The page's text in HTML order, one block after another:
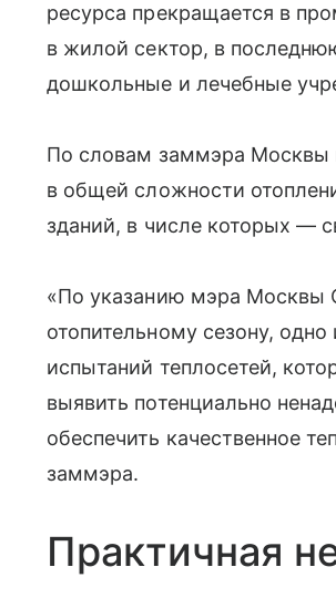
ресурса прекращается в
в жилой сектор, в
дошкольные и лечебные
По словам заммэра Москвы
в общей сложности
зданий, в числе которых —
«По указанию мэра Москвы
отопительному сезону,
испытаний теплосетей,
выявить потенциально
обеспечить качественное
заммэра.
Практичная